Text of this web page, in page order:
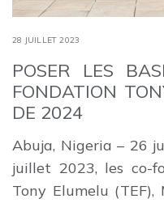
28 JUILLET 2023
POSER LES
FONDATION
DE 2024
Abuja, Nigeria – 26
juillet 2023, les co-
Tony Elumelu (TEF),